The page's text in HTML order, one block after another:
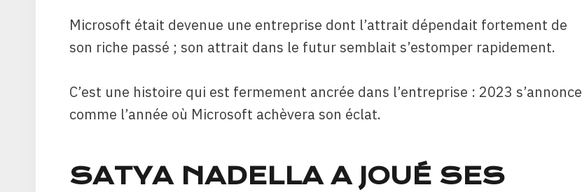
Microsoft était devenue une entreprise dont l’attrait dépendait fortement de
son riche passé ; son attrait dans le futur semblait s’estomper rapidement.
C’est une histoire qui est fermement ancrée dans l’entreprise : 2023 s’annonce
comme l’année où Microsoft achèvera son éclat.
SATYA NADELLA A JOUÉ SES